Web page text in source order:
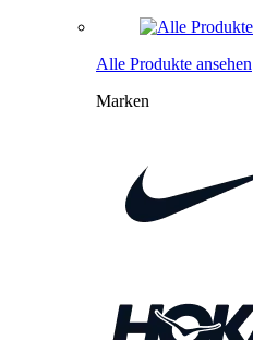
Alle Produkte ansehen
Marken